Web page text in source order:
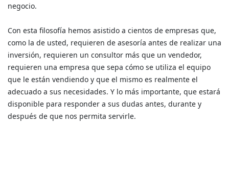
negocio.
Con esta filosofía hemos asistido a cientos de empresas que,
como la de usted, requieren de asesoría antes de realizar una
inversión, requieren un consultor más que un vendedor,
requieren una empresa que sepa cómo se utiliza el equipo
que le están vendiendo y que el mismo es realmente el
adecuado a sus necesidades. Y lo más importante, que estará
disponible para responder a sus dudas antes, durante y
después de que nos permita servirle.